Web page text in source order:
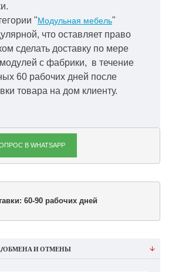
"Модульная мебель"
что оставляет право
сделать доставку по мере
с фабрики, в течение
60 рабочих дней после
товара на дом клиенту.
В WHATSAPP
60-90 рабочих дней
ОБМЕНА И ОТМЕНЫ